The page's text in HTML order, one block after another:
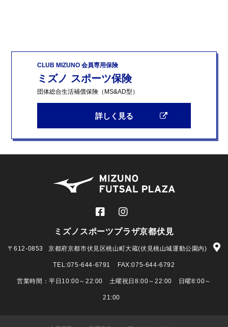
CLUB MIZUNO 会員専用保険
ミズノ スポーツ保険
団体総合生活補償保険（MS&AD型）
詳しく見る
ミズノスポーツプラザ京都伏見
〒612-0853 京都府京都市伏見区桃山町大蔵(伏見桃山城運動公園内)
TEL:075-644-6791 FAX:075-644-6792
営業時間：平日10:00～22:00 土曜祝日8:00～22:00 日曜8:00～
21:00